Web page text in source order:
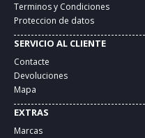
Terminos y Condiciones
Proteccion de datos
SERVICIO AL CLIENTE
Contacte
Devoluciones
Mapa
EXTRAS
Marcas